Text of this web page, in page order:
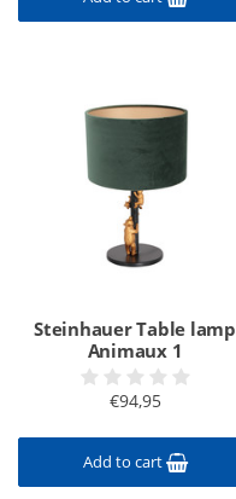
Steinhauer Table lamp
Animaux 1
€94,95
Add to cart